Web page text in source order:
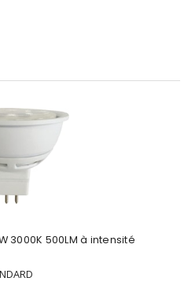
3000K 500LM à intensité